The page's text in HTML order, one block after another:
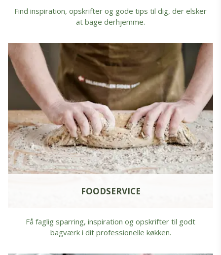
Find inspiration, opskrifter og gode tips til dig, der elsker
at bage derhjemme.
FOODSERVICE
Få faglig sparring, inspiration og opskrifter til godt
bagværk i dit professionelle køkken.